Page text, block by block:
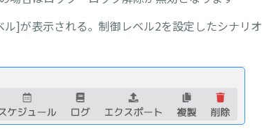
]が表示される。制御レベル2を設定したシナリオ